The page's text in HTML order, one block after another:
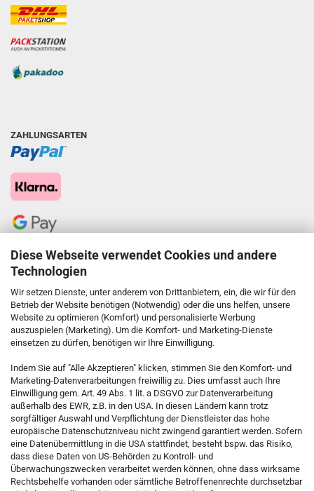
Diese Webseite verwendet Cookies und andere
Technologien
Wir setzen Dienste, unter anderem von Drittanbietern, ein, die wir für den
Betrieb der Website benötigen (Notwendig) oder die uns helfen, unsere
Website zu optimieren (Komfort) und personalisierte Werbung
auszuspielen (Marketing). Um die Komfort- und Marketing-Dienste
einsetzen zu dürfen, benötigen wir Ihre Einwilligung.
Indem Sie auf "Alle Akzeptieren" klicken, stimmen Sie den Komfort- und
Marketing-Datenverarbeitungen freiwillig zu. Dies umfasst auch Ihre
Einwilligung gem. Art. 49 Abs. 1 lit. a DSGVO zur Datenverarbeitung
außerhalb des EWR, z.B. in den USA. In diesen Ländern kann trotz
sorgfältiger Auswahl und Verpflichtung der Dienstleister das hohe
europäische Datenschutzniveau nicht zwingend garantiert werden. Sofern
eine Datenübermittlung in die USA stattfindet, besteht bspw. das Risiko,
dass diese Daten von US-Behörden zu Kontroll- und
Überwachungszwecken verarbeitet werden können, ohne dass wirksame
Rechtsbehelfe vorhanden oder sämtliche Betroffenenrechte durchsetzbar
ZAHLUNGSARTEN
KONTAKT
Kostenfreie Service-Hotline
0800 5892815
Callback Service